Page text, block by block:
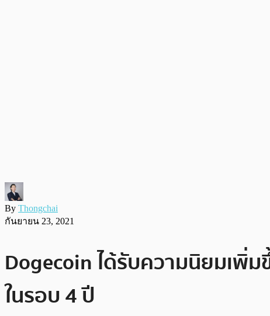
By Thongchai
กันยายน 23, 2021
Dogecoin ได้รับความนิยมเพิ่
ในรอบ 4 ปี